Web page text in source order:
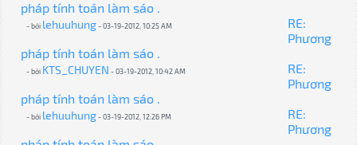
pháp tính toán làm sáo .
- bởi lehuuhung- 03-19-2012, 10:25 AM
RE:
Phương
pháp tính toán làm sáo .
- bởi KTS_CHUYEN - 03-19-2012, 10:42 AM
RE:
Phương
pháp tính toán làm sáo .
- bởi lehuuhung- 03-19-2012, 12:26 PM
RE:
Phương